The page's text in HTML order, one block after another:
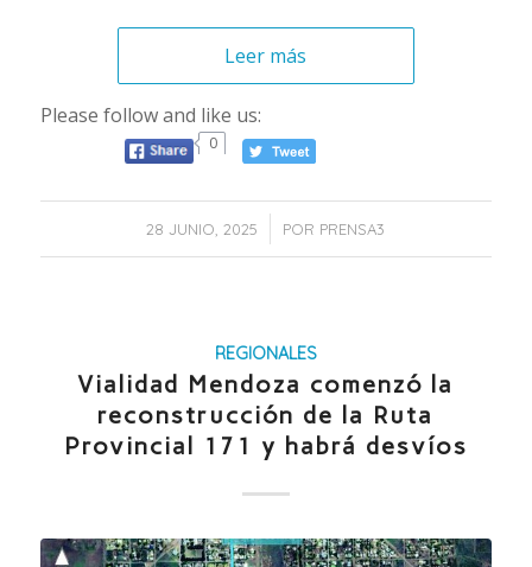
Leer más
Please follow and like us:
0
28 JUNIO, 2025
/ POR PRENSA3
REGIONALES
Vialidad Mendoza comenzó la
reconstrucción de la Ruta
Provincial 171 y habrá desvíos